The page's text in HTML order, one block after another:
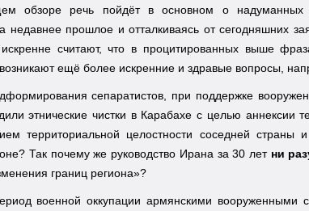
обзоре речь пойдёт в основном о надуманных
недавнее прошлое и отталкиваясь от сегодняшних
считают, что в процитированных выше
ещё более искренние и здравые вопросы,
сепаратистов, при поддержке
этнические чистки в Карабахе с целью аннексии
территориальной целостности соседней страны
Так почему же руководство Ирана за 30 лет ни
границ региона»?
военной оккупации армянскими вооруженными